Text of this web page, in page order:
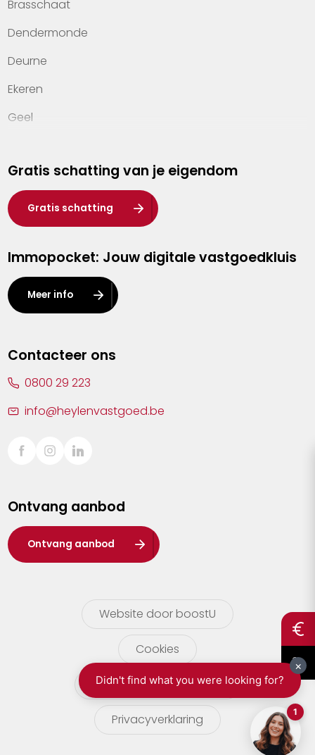
Veelgestelde vragen
Werken bij Heylen Vastgoed
Contact
Brasschaat
Dendermonde
Deurne
Ekeren
Geel
Hasselt
Heist-op-den-Berg
Herentals
Kalmthout
Leuven
Lier
Sint-Truiden
Waasland
Wuustwezel
Zoersel
Gratis schatting van je eigendom
Gratis schatting
Immopocket: Jouw digitale vastgoedkluis
Meer info
Contacteer ons
0800 29 223
info@heylenvastgoed.be
Ontvang aanbod
Ontvang aanbod
Website door boostU
Cookies
gebruikersvoorwaarden
Privacyverklaring